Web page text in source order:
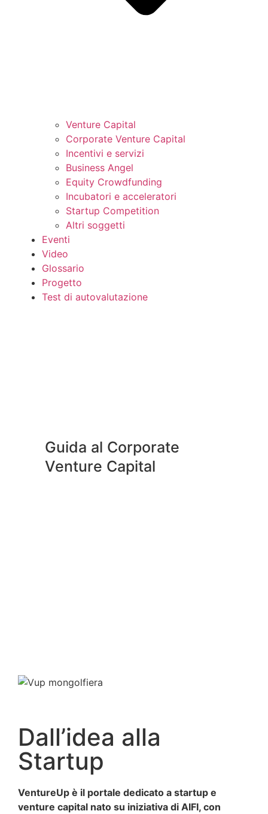
Venture Capital
Corporate Venture Capital
Incentivi e servizi
Business Angel
Equity Crowdfunding
Incubatori e acceleratori
Startup Competition
Altri soggetti
Eventi
Video
Glossario
Progetto
Test di autovalutazione
Guida al Corporate
Venture Capital
Dall’idea alla
Startup
VentureUp è il portale dedicato a startup e
venture capital nato su iniziativa di AIFI, con